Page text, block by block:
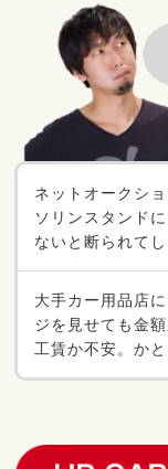
ネットオークシ
ソリンスタンド
ないと断られてし
大手カー用品店
ジを見せても金
工賃か不安。か